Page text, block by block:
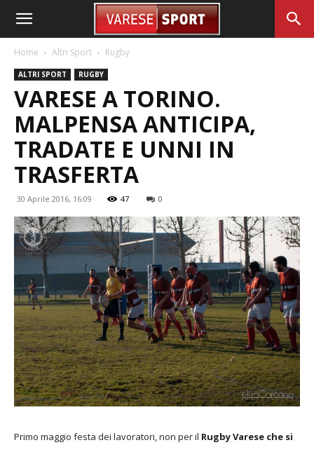
Home Altri Sport Rugby
ALTRI SPORT RUGBY
VARESE A TORINO.
MALPENSA ANTICIPA,
TRADATE E UNNI IN
TRASFERTA
30 Aprile 2016, 16:09 47 0
Primo maggio festa dei lavoratori, non per il Rugby Varese che si